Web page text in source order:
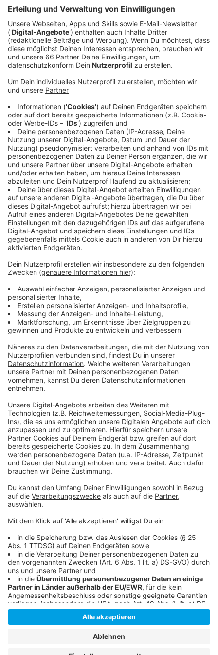
Anzeige
In genau einer Woche, am 17. Oktober 2025, wird es
sich zum ersten Mal mit Fahrgästen drehen und bleibt
bis zum 4. Januar stehen, bevor es wieder abgebaut
wird.
Anzeige
Tickets sind bereits buchbar
Anzeige
Laut Homepage des Betreibers zahlen Erwachsene
9 € pro Fahrt; für Kinder bis 1,40 m kostet die Fahrt
6 €. Kinder bis einschließlich drei Jahren fahren
kostenlos mit. Die Tickets sind aktuell bereits
buchbar.
Anzeige
Weitere Infos und Links zum Thema:
Anzeige
Infos rund um Wheel of Vision
Hier könnt ihr Tickets buchen
Hier könnt ihr den Aufbau des Rades live verfolgen
Anzeige
Folge uns für mehr News & Updates:
Anzeige
Livestream |Instagram|Facebook|WhatsApp-Kanal
Anzeige